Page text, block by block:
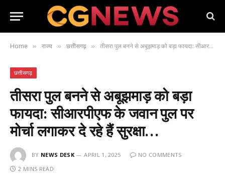
Home » राज्य » छत्तीसगढ़ » तीसरा पुल बनने से अबूझमाड़ को बड़ा फायदा: सीआरपीएफ के जवान पुल पर मोर्चा लगाकर दे रहे हैं सुरक्षा…
छत्तीसगढ़
तीसरा पुल बनने से अबूझमाड़ को बड़ा
फायदा: सीआरपीएफ के जवान पुल पर
मोर्चा लगाकर दे रहे हैं सुरक्षा…
BY NEWS DESK APRIL 1, 2025
NO COMMENTS
2 MINS READ